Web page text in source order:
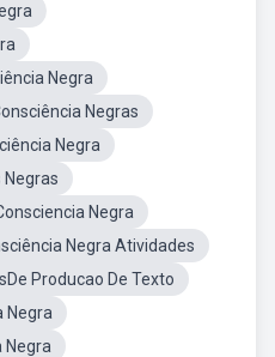
Negra
Negras
Negra
Negras
Negra
Negra Atividades
Producao De Texto
Negra
Negra